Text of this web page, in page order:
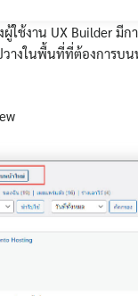
ใช้งาน UX Builder มีก
างในพื้นที่ที่ต้องการบน